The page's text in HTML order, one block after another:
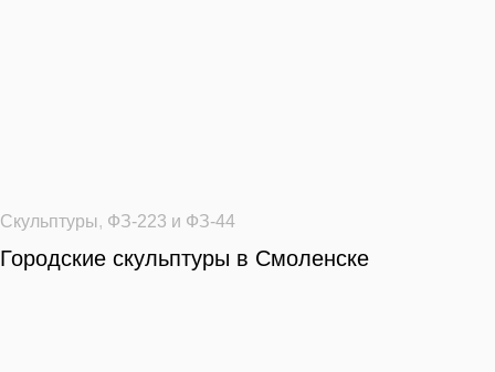
Скульптуры, ФЗ-223 и ФЗ-44
Городские скульптуры в Смоленске